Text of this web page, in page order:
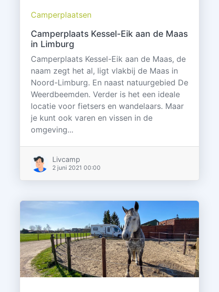
Camperplaatsen
Camperplaats Kessel-Eik aan de Maas
in Limburg
Camperplaats Kessel-Eik aan de Maas, de
naam zegt het al, ligt vlakbij de Maas in
Noord-Limburg. En naast natuurgebied De
Weerdbeemden. Verder is het een ideale
locatie voor fietsers en wandelaars. Maar
je kunt ook varen en vissen in de
omgeving...
Livcamp
2 juni 2021 00:00